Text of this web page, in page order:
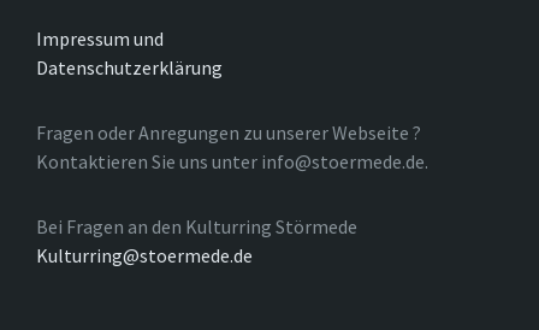
Impressum und
Datenschutzerklärung
Fragen oder Anregungen zu unserer Webseite ?
Kontaktieren Sie uns unter info@stoermede.de.
Bei Fragen an den Kulturring Störmede
Kulturring@stoermede.de